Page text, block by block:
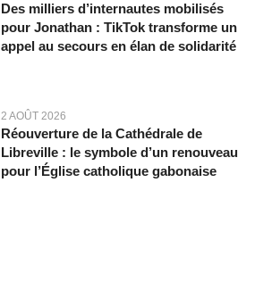
Des milliers d’internautes mobilisés
pour Jonathan : TikTok transforme un
appel au secours en élan de solidarité
2 AOÛT 2026
Réouverture de la Cathédrale de
Libreville : le symbole d’un renouveau
pour l’Église catholique gabonaise